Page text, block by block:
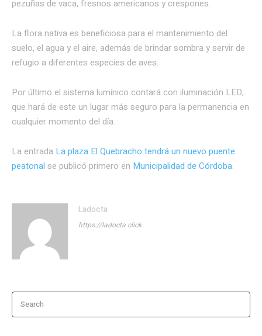
pezuñas de vaca, fresnos americanos y crespones.
La flora nativa es beneficiosa para el mantenimiento del
suelo, el agua y el aire, además de brindar sombra y servir de
refugio a diferentes especies de aves.
Por último el sistema lumínico contará con iluminación LED,
que hará de este un lugar más seguro para la permanencia en
cualquier momento del día.
La entrada La plaza El Quebracho tendrá un nuevo puente
peatonal se publicó primero en Municipalidad de Córdoba.
Ladocta
https://ladocta.click
Search